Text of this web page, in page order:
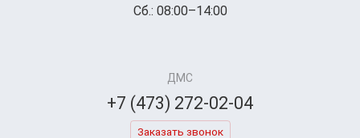
Сб.: 08:00–14:00
ДМС
+7 (473) 272-02-04
Заказать звонок